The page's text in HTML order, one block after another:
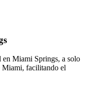
en Miami Springs, a solo
Miami, facilitando el